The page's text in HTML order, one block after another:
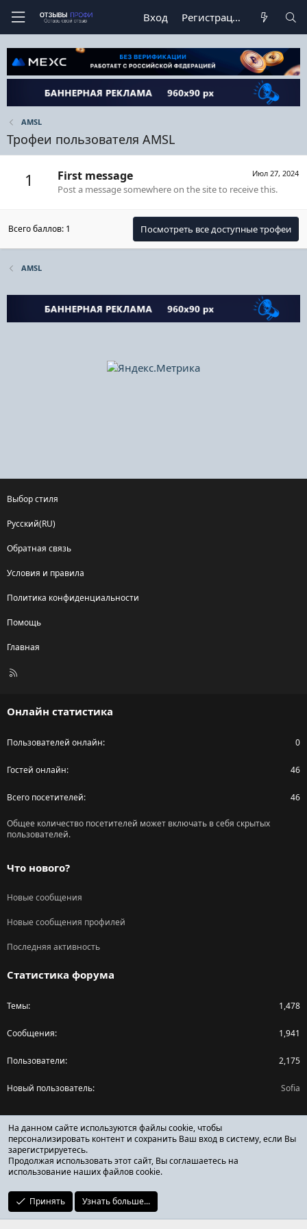
Вход Регистрация
AMSL
Трофеи пользователя AMSL
1 Июл 27, 2024
First message
Post a message somewhere on the site to receive this.
Всего баллов: 1 Посмотреть все доступные трофеи
AMSL
Выбор стиля
Русский(RU)
Обратная связь
Условия и правила
Политика конфиденциальности
Помощь
Главная
R
Онлайн статистика
Пользователей онлайн 0
Гостей онлайн 46
Всего посетителей 46
Общее количество посетителей может включать в себя скрытых
пользователей.
Что нового?
Новые сообщения
Новые сообщения профилей
Последняя активность
Статистика форума
Темы 1,478
Сообщения 1,941
Пользователи 2,175
Новый пользователь Sofia
Поделиться страницей
Facebook
X (Twitter)
Reddit
ОТЗЫВЫ ОНЛАЙН ФОРУМ
На данном сайте используются файлы cookie, чтобы
персонализировать контент и сохранить Ваш вход в систему, если Вы
зарегистрируетесь.
Продолжая использовать этот сайт, Вы соглашаетесь на
использование наших файлов cookie.
Принять Узнать больше...